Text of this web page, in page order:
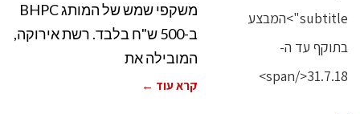
משקפי שמש של המותג BHPC
ב-500 ש"ח בלבד. רשת אירוקה,
המובילה את
קרא עוד ←